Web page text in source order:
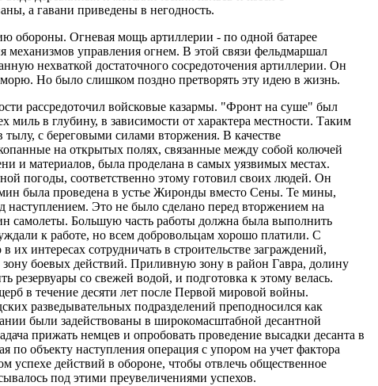
а гавани приведены в негодность.
обороны. Огневая мощь артиллерии - по одной батарее
механизмов управления огнем. В этой связи фельдмаршал
нехваткой достаточного сосредоточения артиллерии. Он
Но было слишком поздно претворять эту идею в жизнь.
рассредоточил войсковые казармы. "Фронт на суше" был
миль в глубину, в зависимости от характера местности. Таким
с береговыми силами вторжения. В качестве
на открытых полях, связанные между собой колючей
и материалов, была проделана в самых уязвимых местах.
погоды, соответственно этому готовил своих людей. Он
была проведена в устье Жиронды вместо Сены. Те мины,
наступлением. Это не было сделано перед вторжением на
самолеты. Большую часть работы должна была выполнить
к работе, но всем добровольцам хорошо платили. С
интересах сотрудничать в строительстве заграждений,
зону боевых действий. Приливную зону в район Гавра, долину
со свежей водой, и подготовка к этому велась.
в течение десяти лет после Первой мировой войны.
разведывательных подразделений преподносился как
были задействованы в широкомасштабной десантной
прижать немцев и опробовать проведение высадки десанта в
по объекту наступления операция с упором на учет фактора
успехе действий в обороне, чтобы отвлечь общественное
под этими преувеличениями успехов.